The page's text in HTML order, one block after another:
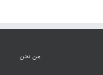
من نحن